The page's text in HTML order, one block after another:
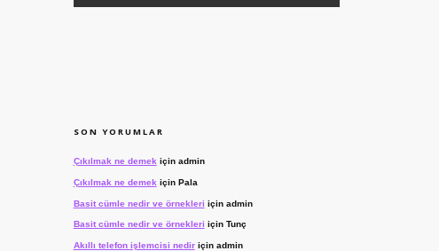
SON YORUMLAR
Çıkılmak ne demekiçin admin
Çıkılmak ne demek için Pala
Basit cümle nedir ve örnekleri için admin
Basit cümle nedir ve örnekleri için Tunç
Akıllı telefon işlemcisi nediriçin admin